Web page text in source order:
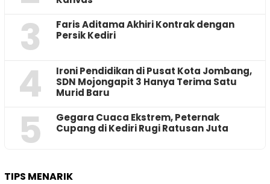
3
Faris Aditama Akhiri Kontrak dengan
Persik Kediri
4
Ironi Pendidikan di Pusat Kota Jombang,
SDN Mojongapit 3 Hanya Terima Satu
Murid Baru
5
‎Gegara Cuaca Ekstrem, Peternak
Cupang di Kediri Rugi Ratusan Juta
TIPS MENARIK